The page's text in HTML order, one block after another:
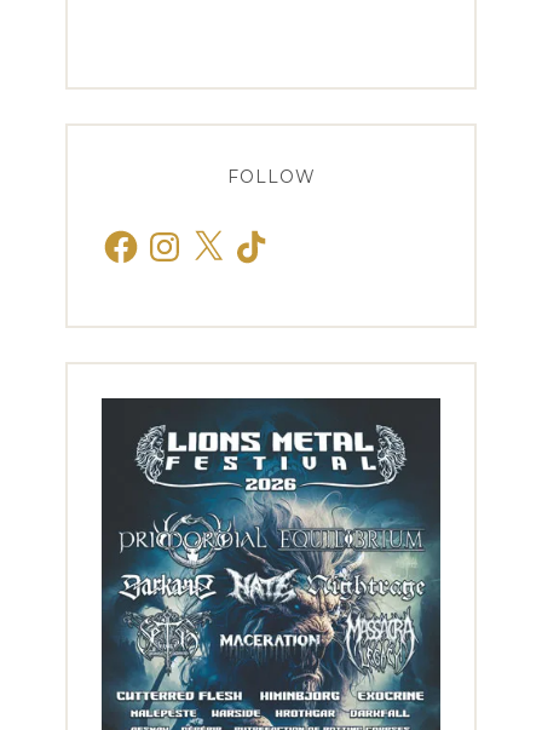
FOLLOW
FacebookInstagram
X TikTok